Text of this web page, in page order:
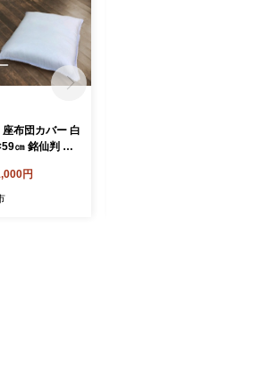
座布団カバー 白
㎝ 銘仙判 日
用 クッショ
とんカバー フ
民宿 居酒屋 飲
円